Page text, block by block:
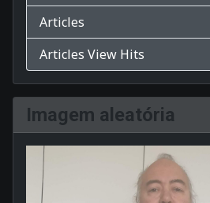
Articles
Articles View Hits
Imagem aleatória